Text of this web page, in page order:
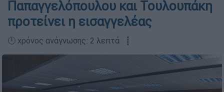
Παπαγγελόπουλου και Τουλουπάκη
προτείνει η εισαγγελέας
🕛 χρόνος ανάγνωσης: 2 λεπτά ┋